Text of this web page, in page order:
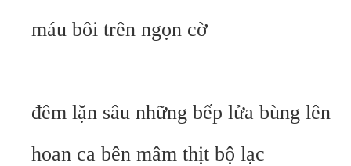
máu bôi trên ngọn cờ
đêm lặn sâu những bếp lửa bùng lên
hoan ca bên mâm thịt bộ lạc